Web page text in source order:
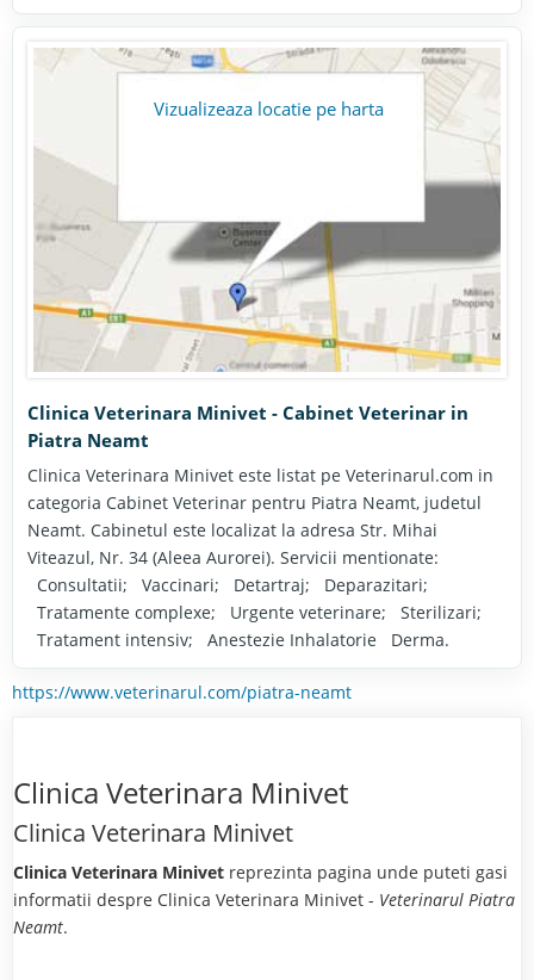
Vizualizeaza locatie pe harta
Clinica Veterinara Minivet - Cabinet Veterinar in
Piatra Neamt
Clinica Veterinara Minivet este listat pe Veterinarul.com in
categoria Cabinet Veterinar pentru Piatra Neamt, judetul
Neamt. Cabinetul este localizat la adresa Str. Mihai
Viteazul, Nr. 34 (Aleea Aurorei). Servicii mentionate:
Consultatii; Vaccinari; Detartraj; Deparazitari;
Tratamente complexe; Urgente veterinare; Sterilizari;
Tratament intensiv; Anestezie Inhalatorie Derma.
https://www.veterinarul.com/piatra-neamt
Clinica Veterinara Minivet
Clinica Veterinara Minivet
Clinica Veterinara Minivet reprezinta pagina unde puteti gasi
informatii despre Clinica Veterinara Minivet - Veterinarul Piatra
Neamt.